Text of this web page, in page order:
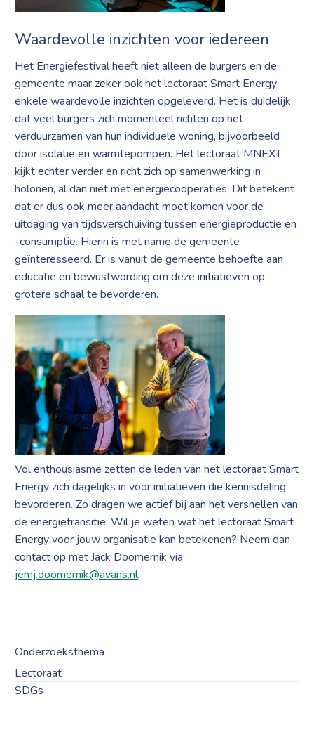
Waardevolle inzichten voor iedereen
Het Energiefestival heeft niet alleen de burgers en de
gemeente maar zeker ook het lectoraat Smart Energy
enkele waardevolle inzichten opgeleverd. Het is duidelijk
dat veel burgers zich momenteel richten op het
verduurzamen van hun individuele woning, bijvoorbeeld
door isolatie en warmtepompen. Het lectoraat MNEXT
kijkt echter verder en richt zich op samenwerking in
holonen, al dan niet met energiecoöperaties. Dit betekent
dat er dus ook meer aandacht moet komen voor de
uitdaging van tijdsverschuiving tussen energieproductie en
-consumptie. Hierin is met name de gemeente
geïnteresseerd. Er is vanuit de gemeente behoefte aan
educatie en bewustwording om deze initiatieven op
grotere schaal te bevorderen.
Vol enthousiasme zetten de leden van het lectoraat Smart
Energy zich dagelijks in voor initiatieven die kennisdeling
bevorderen. Zo dragen we actief bij aan het versnellen van
de energietransitie. Wil je weten wat het lectoraat Smart
Energy voor jouw organisatie kan betekenen? Neem dan
contact op met Jack Doomernik via
jemj.doomernik@avans.nl.
Onderzoeksthema
Lectoraat
SDGs